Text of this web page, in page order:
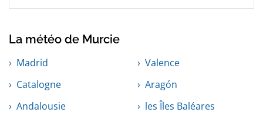
La météo de Murcie
Madrid
Valence
Catalogne
Aragón
Andalousie
les Îles Baléares